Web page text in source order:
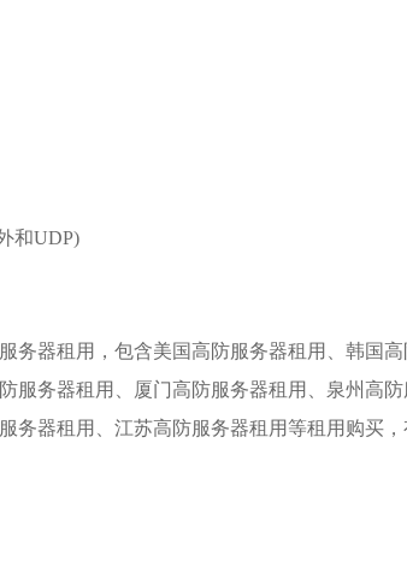
和UDP)
务器租用，包含美国高防服务器租用、韩国
防服务器租用、厦门高防服务器租用、泉州高
服务器租用、江苏高防服务器租用等租用购买